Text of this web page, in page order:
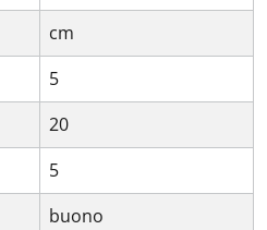
cm
5
20
5
buono